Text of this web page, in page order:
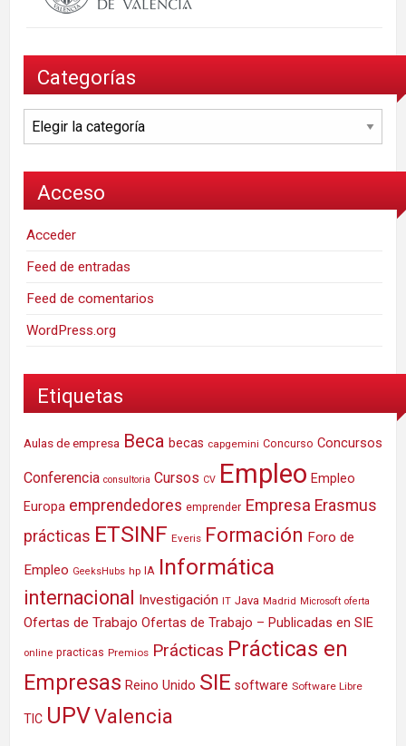
Categorías
Categorías
Acceso
Acceder
Feed de entradas
Feed de comentarios
WordPress.org
Etiquetas
Aulas de empresa Beca becas capgemini Concurso Concursos
Conferencia consultoria Cursos CV Empleo Empleo
Europa emprendedores emprender Empresa Erasmus
prácticas ETSINF Everis Formación Foro de
Empleo GeeksHubs hp IA Informática
internacional Investigación IT Java Madrid Microsoft oferta
Ofertas de Trabajo Ofertas de Trabajo – Publicadas en SIE
online practicas Premios Prácticas Prácticas en
Empresas Reino Unido SIE software Software Libre
TIC UPVValencia